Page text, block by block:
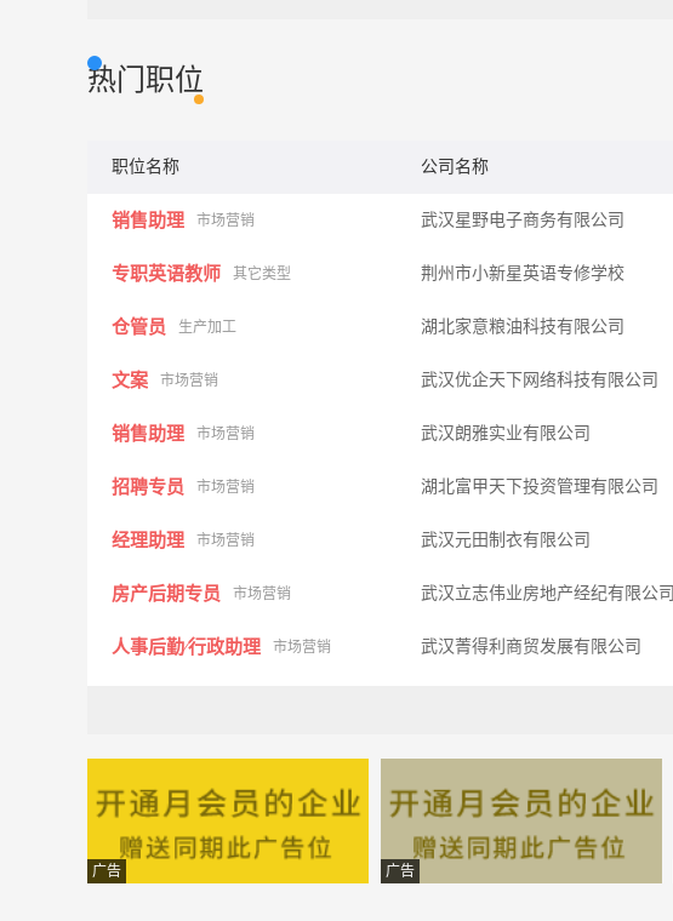
热门职位
职位名称 公司名称
销售助理 市场营销 武汉星野电子商务有限公司
专职英语教师 其它类型 荆州市小新星英语专修学校
仓管员 生产加工 湖北家意粮油科技有限公司
文案 市场营销 武汉优企天下网络科技有限公司
销售助理 市场营销 武汉朗雅实业有限公司
招聘专员 市场营销 湖北富甲天下投资管理有限公司
经理助理 市场营销 武汉元田制衣有限公司
房产后期专员 市场营销 武汉立志伟业房地产经纪有限公司
人事后勤∕行政助理 市场营销 武汉菁得利商贸发展有限公司
技术员 其它类型 监利华大电脑经营部
经理助理 市场营销 武汉东方红运投资顾问有限公司
广告 广告